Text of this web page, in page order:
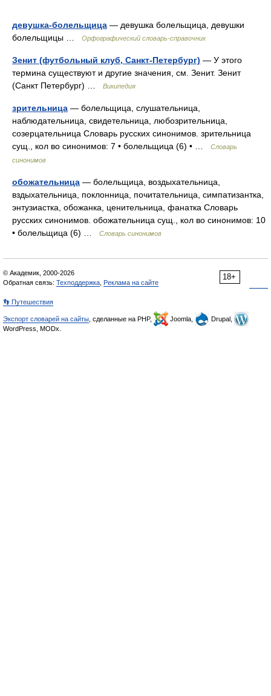
девушка-болельщица — девушка болельщица, девушки
болельщицы …
Орфографический словарь-справочник
Зенит (футбольный клуб, Санкт-Петербург) — У этого
термина существуют и другие значения, см. Зенит. Зенит
(Санкт Петербург) …
Википедия
зрительница — болельщица, слушательница,
наблюдательница, свидетельница, любозрительница,
созерцательница Словарь русских синонимов. зрительница
сущ., кол во синонимов: 7 • болельщица (6) • …
Словарь
синонимов
обожательница — болельщица, воздыхательница,
вздыхательница, поклонница, почитательница, симпатизантка,
энтузиастка, обожанка, ценительница, фанатка Словарь
русских синонимов. обожательница сущ., кол во синонимов: 10
• болельщица (6) …
Словарь синонимов
18+
© Академик, 2000-2026
Обратная связь: Техподдержка Реклама на сайте
👣 Путешествия
Экспорт словарей на сайты , сделанные на PHP, Joomla,
Drupal,
WordPress, MODx.